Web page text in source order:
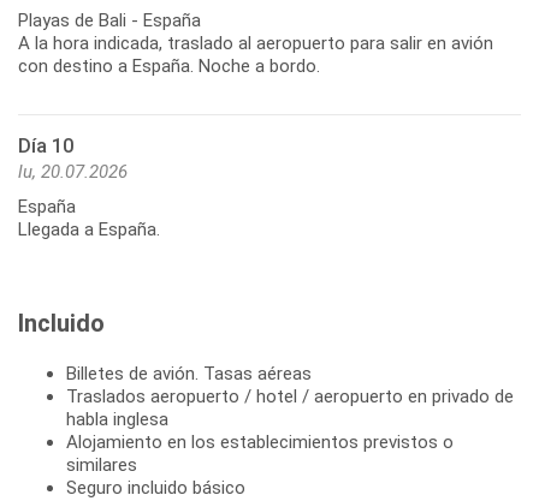
Playas de Bali - España
A la hora indicada, traslado al aeropuerto para salir en avión
con destino a España. Noche a bordo.
Día 10
lu, 20.07.2026
España
Llegada a España.
Incluido
Billetes de avión. Tasas aéreas
Traslados aeropuerto / hotel / aeropuerto en privado de
habla inglesa
Alojamiento en los establecimientos previstos o
similares
Seguro incluido básico